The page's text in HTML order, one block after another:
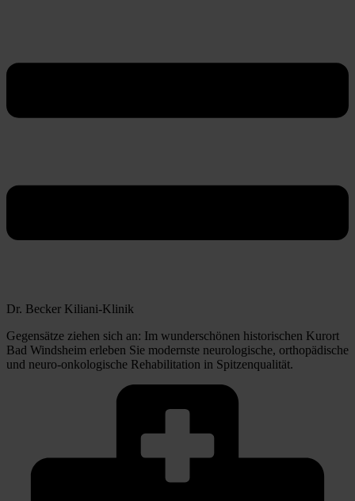
Dr. Becker Kiliani-Klinik
Gegensätze ziehen sich an: Im wunderschönen historischen Kurort
Bad Windsheim erleben Sie modernste neurologische, orthopädische
und neuro-onkologische Rehabilitation in Spitzenqualität.